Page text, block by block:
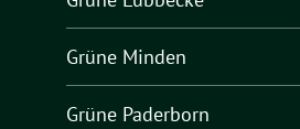
Grüne Minden
Grüne Paderborn